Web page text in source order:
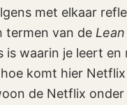
met elkaar
termen van de
is waarin je leert
komt hier
de Netflix